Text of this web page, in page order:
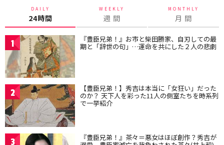
DAILY
24時間
WEEKLY
週 間
MONTHLY
月 間
1 『豊臣兄弟！』お市と柴田勝家、自刃しての最
期と「辞世の句」…運命を共にした２人の悲劇
2 【豊臣兄弟！】秀吉は本当に「女狂い」だった
のか？ 天下人を彩った11人の側室たちを時系列
で一挙紹介
3 『豊臣兄弟！』茶々＝悪女はほぼ創作？秀吉が